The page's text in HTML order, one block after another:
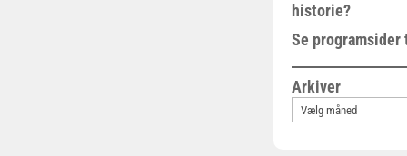
historie?
Se
Arkiver